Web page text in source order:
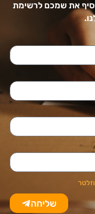
את שמכם לרשימת
שליחה